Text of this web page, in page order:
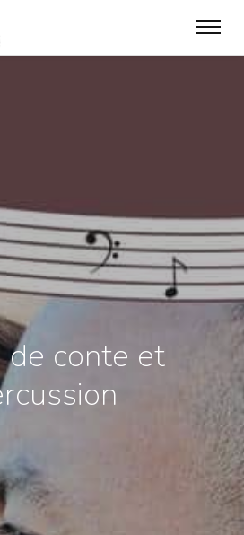
de conte et